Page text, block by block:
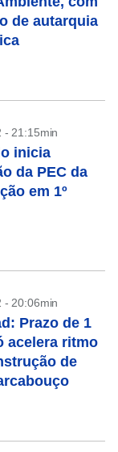
de autarquia
- 21:15min
inicia
da PEC da
em 1º
- 20:06min
Prazo de 1
acelera ritmo
de